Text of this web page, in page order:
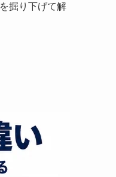
掘り下げて解